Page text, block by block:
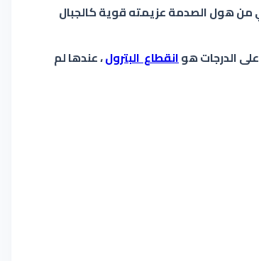
من هول الصدمة عزيمته قوية كالجبال
الدرجات هوانقطاع البترول، عندها لم